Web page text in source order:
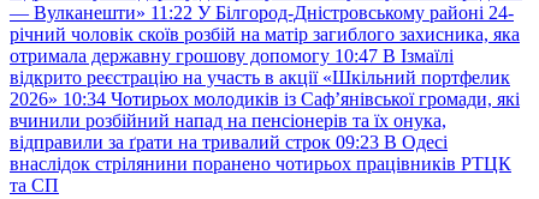
— Вулканешти» 11:22 У Білгород-Дністровському районі 24-
річний чоловік скоїв розбій на матір загиблого захисника, яка
отримала державну грошову допомогу 10:47 В Ізмаїлі
відкрито реєстрацію на участь в акції «Шкільний портфелик
2026» 10:34 Чотирьох молодиків із Саф’янівської громади, які
вчинили розбійний напад на пенсіонерів та їх онука,
відправили за ґрати на тривалий строк 09:23 В Одесі
внаслідок стрілянини поранено чотирьох працівників РТЦК
та СП